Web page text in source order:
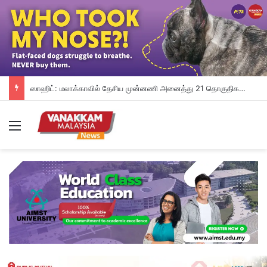
ஸாஹிட்: மலாக்காவில் தேசிய முன்னணி அனைத்து 21 தொகுதிகளையும் தற்காத்துக் கொள்ளும்
Menu